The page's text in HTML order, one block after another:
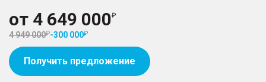
от 4 649 000
4 949 000 -300 000
Получить предложение